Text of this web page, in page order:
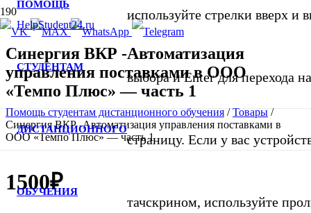
ПОМОЩЬ
СТУДЕНТАМ
ДИСТАНЦИОННОГО
ОБУЧЕНИЯ
используйте стрелки вверх и
выбора и Enter для перехода
страницу. Если у вас
тачскрином, используйте
Синергия ВКР -Автоматизация
управления поставками в ООО
«Темпо Плюс» — часть 1
Помощь студентам дистанционного обучения /Товары /
Синергия ВКР -Автоматизация управления поставками в
ООО «Темпо Плюс» — часть 1
1500₽